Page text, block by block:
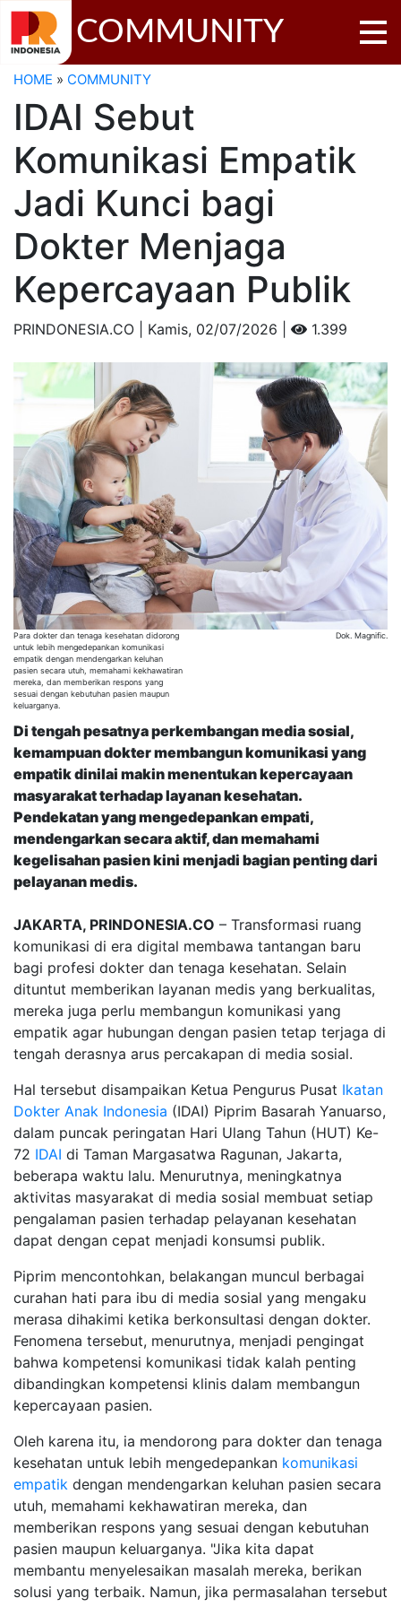
COMMUNITY
HOME » COMMUNITY
IDAI Sebut
Komunikasi Empatik
Jadi Kunci bagi
Dokter Menjaga
Kepercayaan Publik
PRINDONESIA.CO | Kamis, 02/07/2026 | 1.399
Para dokter dan tenaga kesehatan didorong
untuk lebih mengedepankan komunikasi
empatik dengan mendengarkan keluhan
pasien secara utuh, memahami kekhawatiran
mereka, dan memberikan respons yang
sesuai dengan kebutuhan pasien maupun
keluarganya.
Dok. Magnific.
Di tengah pesatnya perkembangan media sosial,
kemampuan dokter membangun komunikasi yang
empatik dinilai makin menentukan kepercayaan
masyarakat terhadap layanan kesehatan.
Pendekatan yang mengedepankan empati,
mendengarkan secara aktif, dan memahami
kegelisahan pasien kini menjadi bagian penting dari
pelayanan medis.
JAKARTA, PRINDONESIA.CO – Transformasi ruang
komunikasi di era digital membawa tantangan baru
bagi profesi dokter dan tenaga kesehatan. Selain
dituntut memberikan layanan medis yang berkualitas,
mereka juga perlu membangun komunikasi yang
empatik agar hubungan dengan pasien tetap terjaga di
tengah derasnya arus percakapan di media sosial.
Hal tersebut disampaikan Ketua Pengurus Pusat Ikatan
Dokter Anak Indonesia (IDAI) Piprim Basarah Yanuarso,
dalam puncak peringatan Hari Ulang Tahun (HUT) Ke-
72 IDAI di Taman Margasatwa Ragunan, Jakarta,
beberapa waktu lalu. Menurutnya, meningkatnya
aktivitas masyarakat di media sosial membuat setiap
pengalaman pasien terhadap pelayanan kesehatan
dapat dengan cepat menjadi konsumsi publik.
Piprim mencontohkan, belakangan muncul berbagai
curahan hati para ibu di media sosial yang mengaku
merasa dihakimi ketika berkonsultasi dengan dokter.
Fenomena tersebut, menurutnya, menjadi pengingat
bahwa kompetensi komunikasi tidak kalah penting
dibandingkan kompetensi klinis dalam membangun
kepercayaan pasien.
Oleh karena itu, ia mendorong para dokter dan tenaga
kesehatan untuk lebih mengedepankan komunikasi
empatik dengan mendengarkan keluhan pasien secara
utuh, memahami kekhawatiran mereka, dan
memberikan respons yang sesuai dengan kebutuhan
pasien maupun keluarganya. "Jika kita dapat
membantu menyelesaikan masalah mereka, berikan
solusi yang terbaik. Namun, jika permasalahan tersebut